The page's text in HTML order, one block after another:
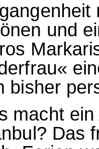
und
bisher
macht
Das